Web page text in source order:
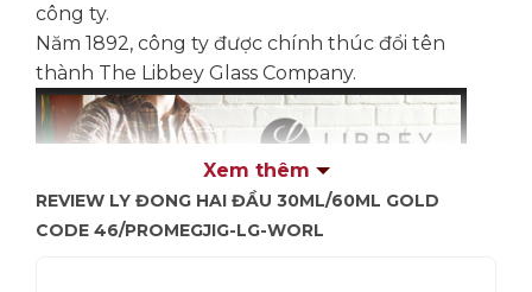
công ty.
Năm 1892, công ty được chính thúc đổi tên
thành The Libbey Glass Company.
Xem thêm
REVIEW LY ĐONG HAI ĐẦU 30ML/60ML GOLD
CODE 46/PROMEGJIG-LG-WORL